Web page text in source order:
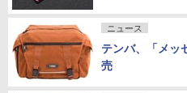
ニュース
テンバ、「メッ
売